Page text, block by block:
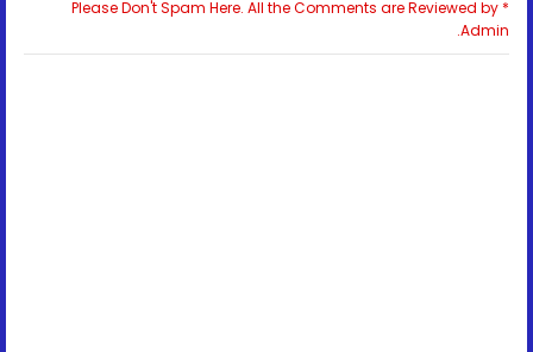
* Please Don't Spam Here. All the Comments are Reviewed by
Admin.